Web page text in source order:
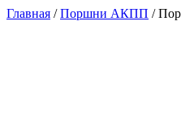
Главная /Поршни АКПП /